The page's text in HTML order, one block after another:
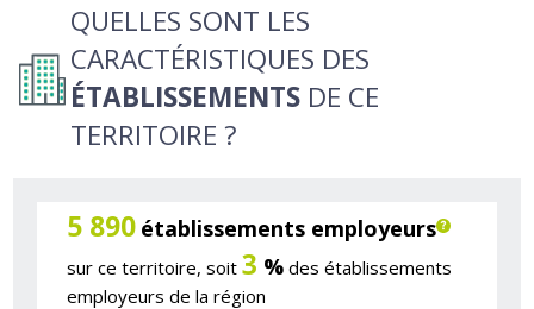
QUELLES SONT LES
CARACTÉRISTIQUES DES
ÉTABLISSEMENTS DE CE
TERRITOIRE ?
5 890 établissements employeurs
sur ce territoire, soit 3 % des établissements
employeurs de la région